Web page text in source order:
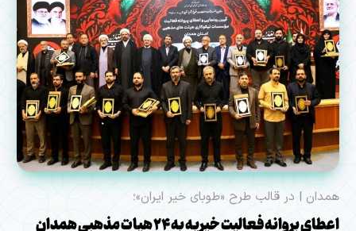
همدان | در قالب طرح «طوبای خیر ایران»؛